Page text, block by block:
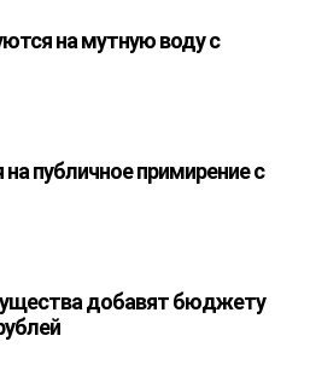
на мутную воду с
публичное примирение с
добавят бюджету